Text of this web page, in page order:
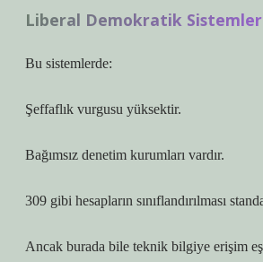
Liberal Demokratik Sistemler
Bu sistemlerde:
Şeffaflık vurgusu yüksektir.
Bağımsız denetim kurumları vardır.
309 gibi hesapların sınıflandırılması
Ancak burada bile teknik bilgiye erişim